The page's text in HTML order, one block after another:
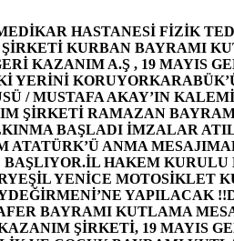
HASTANESİ FİZİK
KURBAN BAYRAMI
KAZANIM A.Ş , 19 MAYIS
YERİNİ KORUYOR
/ MUSTAFA AKAY’IN
ŞİRKETİ RAMAZAN
BAŞLADI İMZALAR
ANMA MESAJI
BAŞLIYOR.İL HAKEM KURULU
YEŞİL YENİCE MOTOSİKLET
YAPILACAK !!
BAYRAMI KUTLAMA
ŞİRKETİ, 19 MAYIS